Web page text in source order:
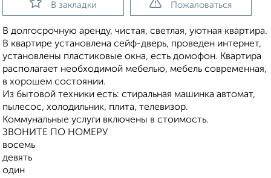
В закладки Пожаловаться
В долгосрочную аренду, чистая, светлая, уютная квартира.
В квартире установлена сейф-дверь, проведен интернет,
установлены пластиковые окна, есть домофон. Квартира
располагает необходимой мебелью, мебель современная,
в хорошем состоянии.
Из бытовой техники есть: стиральная машинка автомат,
пылесос, холодильник, плита, телевизор.
Коммунальные услуги включены в стоимость.
ЗВОНИТЕ ПО НОМЕРУ
восемь
девять
один